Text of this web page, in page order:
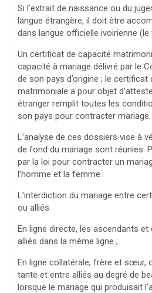
Si l’extrait de naissance ou du
langue étrangère, il doit être
dans langue officielle ivoirienne (le
Un certificat de capacité
capacité à mariage délivré par le
de son pays d’origine ; le certificat
matrimoniale a pour objet
étranger remplit toutes les
son pays pour contracter mariage.
L’analyse de ces dossiers vise à
de fond du mariage sont réunies.
par la loi pour contracter un
l’homme et la femme.
L’interdiction du mariage entre
ou alliés
En ligne directe, les ascendants
alliés dans la même ligne ;
En ligne collatérale, frère et sœur,
tante et entre alliés au degré de
lorsque le mariage qui produisait